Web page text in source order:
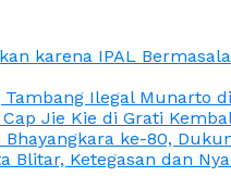
karena IPAL
Ilegal Munarto
Jie Kie di Grati
ke-80,
Blitar, Ketegasan dan